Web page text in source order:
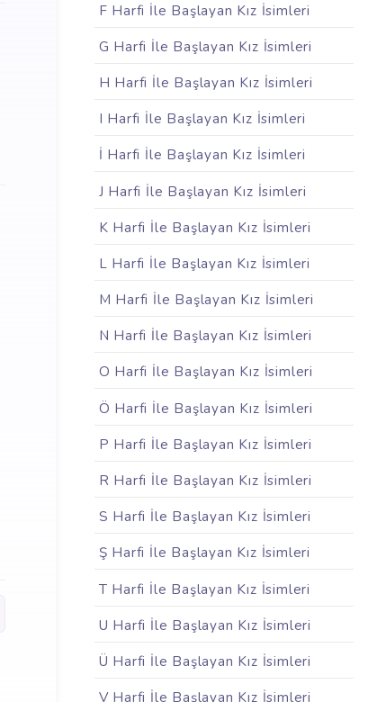
F Harfi İle Başlayan Kız İsimleri
G Harfi İle Başlayan Kız İsimleri
H Harfi İle Başlayan Kız İsimleri
I Harfi İle Başlayan Kız İsimleri
İ Harfi İle Başlayan Kız İsimleri
J Harfi İle Başlayan Kız İsimleri
K Harfi İle Başlayan Kız İsimleri
L Harfi İle Başlayan Kız İsimleri
M Harfi İle Başlayan Kız İsimleri
N Harfi İle Başlayan Kız İsimleri
O Harfi İle Başlayan Kız İsimleri
Ö Harfi İle Başlayan Kız İsimleri
P Harfi İle Başlayan Kız İsimleri
R Harfi İle Başlayan Kız İsimleri
S Harfi İle Başlayan Kız İsimleri
Ş Harfi İle Başlayan Kız İsimleri
T Harfi İle Başlayan Kız İsimleri
U Harfi İle Başlayan Kız İsimleri
Ü Harfi İle Başlayan Kız İsimleri
V Harfi İle Başlayan Kız İsimleri